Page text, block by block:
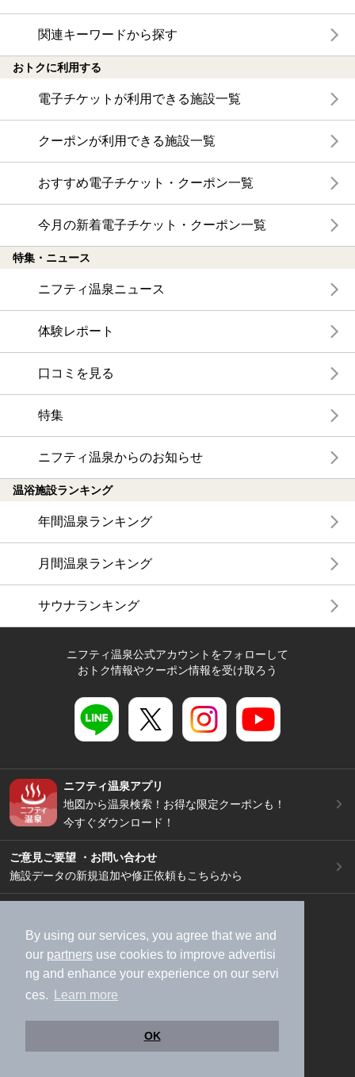
By using our services, you agree that we and
our partners use cookies to improve advertisi
ng and enhance your experience on our servi
ces.
Learn more
OK
関連キーワードから探す
おトクに利用する
電子チケットが利用できる施設一覧
クーポンが利用できる施設一覧
おすすめ電子チケット・クーポン一覧
今月の新着電子チケット・クーポン一覧
特集・ニュース
ニフティ温泉ニュース
体験レポート
口コミを見る
特集
ニフティ温泉からのお知らせ
温浴施設ランキング
年間温泉ランキング
月間温泉ランキング
サウナランキング
ニフティ温泉公式アカウントをフォローして
おトク情報やクーポン情報を受け取ろう
ニフティ温泉アプリ
地図から温泉検索！お得な限定クーポンも！
今すぐダウンロード！
ご意見ご要望 ・お問い合わせ
施設データの新規追加や修正依頼もこちらから
加盟店募集（資料請求）
広告出稿のご案内
利用規約
ライフスタイルMEMBERS+規約
特定商取引法に基づく表記
ヘルプ
採用情報
運営会社